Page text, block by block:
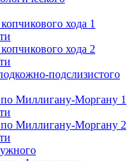
хода 1
хода 2
подслизистого
Миллигану-Моргану 1
Миллигану-Моргану 2